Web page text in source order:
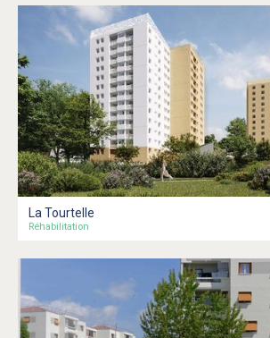
La Tourtelle
Réhabilitation